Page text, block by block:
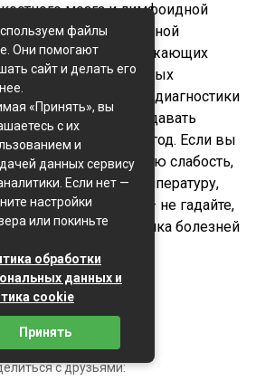
мозга и лимфоидной
широк: от банальной
до жизнеугрожающих
наследственных
метод первичной диагностики
который должен сдавать
хотя бы раз в год. Если вы
ребенка необъяснимую слабость,
длительную температуру,
лимфоузлы — не гадайте,
Ранняя диагностика болезней
спасает жизнь.
(пока оценок нет)
с друзьями:
файлы
Они помогают
сайт и делать его
«Принять», вы
с их
и
данных сервису
Если нет —
настройки
или покиньте
обработки
данных и
cookie
Принять